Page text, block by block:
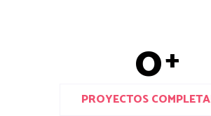
0+
PROYECTOS